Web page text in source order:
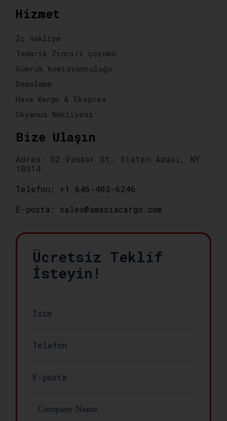
Hizmet
İç nakliye
Tedarik Zinciri çözümü
Gümrük komisyonculuğu
Depolama
Hava Kargo & Ekspres
Okyanus Nakliyesi
Bize Ulaşın
Adres: 52 Vassar St, Staten Adası, NY
10314
Telefon: +1 646-403-6246
E-posta: sales@amasiacargo.com
Ücretsiz Teklif
İsteyin!